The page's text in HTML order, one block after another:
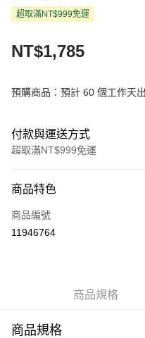
超取滿NT$999免運
NT$1,785
預購商品：預計 60 個工作天
付款與運送方式
超取滿NT$999免運
信用卡一次付款
超商取貨付款
悠遊付
商品特色
商品編號
11946764
商品規格
商品規格